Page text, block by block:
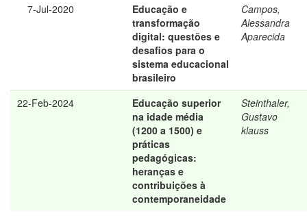
7-Jul-2020
Educação e
transformação
digital: questões e
desafios para o
sistema educacional
brasileiro
Campos,
Alessandra
Aparecida
22-Feb-2024
Educação superior
na idade média
(1200 a 1500) e
práticas
pedagógicas:
heranças e
contribuições à
contemporaneidade
Steinthaler,
Gustavo
klauss